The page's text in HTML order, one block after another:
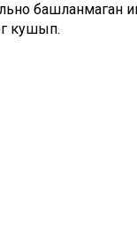
башланмаган
кушып.